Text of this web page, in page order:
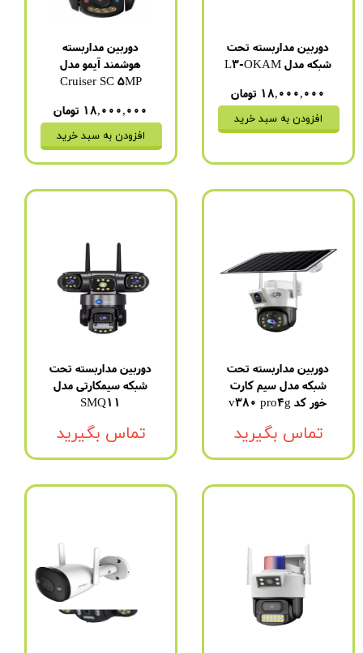
دوربین مداربسته تحت
شبکه مدل L3-OKAM
۱۸,۰۰۰,۰۰۰ تومان
افزودن به سبد خرید
دوربین مداربسته
هوشمند آیمو مدل
Cruiser SC 5MP
۱۸,۰۰۰,۰۰۰ تومان
افزودن به سبد خرید
دوربین مداربسته تحت
شبکه مدل سیم کارت
خور کد v380 pro4g
تماس بگیرید
دوربین مداربسته تحت
شبکه سیمکارتی مدل
SMQ11
تماس بگیرید